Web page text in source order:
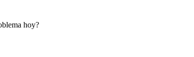
hoy?